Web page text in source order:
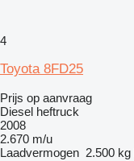
4
Toyota 8FD25
Prijs op aanvraag
Diesel heftruck
2008
2.670 m/u
Laadvermogen 2.500 kg